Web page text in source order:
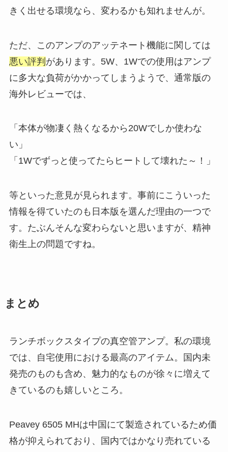
きく出せる環境なら、変わるかも知れませんが。
ただ、このアンプのアッテネート機能に関しては
悪い評判 があります。5W、1Wでの使用はアンプ
に多大な負荷がかかってしまうようで、通常版の
海外レビューでは、
「本体が物凄く熱くなるから20Wでしか使わな
い」
「1Wでずっと使ってたらヒートして壊れた～！」
等といった意見が見られます。事前にこういった
情報を得ていたのも日本版を選んだ理由の一つで
す。たぶんそんな変わらないと思いますが、精神
衛生上の問題ですね。
まとめ
ランチボックスタイプの真空管アンプ。私の環境
では、自宅使用における最高のアイテム。国内未
発売のものも含め、魅力的なものが徐々に増えて
きているのも嬉しいところ。
Peavey 6505 MHは中国にて製造されているため価
格が抑えられており、国内ではかなり売れている